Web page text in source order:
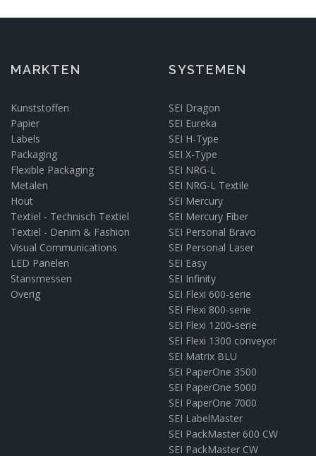
MARKTEN
Kunststoffen
Papier
Labels
Packaging
Flexible Packaging
Metalen
Hout
Textiel - Technisch Textiel
Textiel - Denim & Fashion
Visual Communications
LED Panelen
Stansmessen
Overig
SYSTEMEN
SEI Dragon
SEI Eureka
SEI H-Type
SEI X-Type
SEI NRG-L
SEI NRG-L Textile
SEI Mercury
SEI Mercury Fiber
SEI Personal Bravo
SEI Personal Laser
SEI Easy
SEI Infinity
SEI Flexi 600-serie
SEI Flexi 800-serie
SEI Flexi 1200-serie
SEI Flexi 1300 conveyor
SEI Matrix BLU
SEI PaperOne 3500
SEI PaperOne 5000
SEI PaperOne 7000
SEI LabelMaster
SEI PackMaster 600 CW
SEI PackMaster CW